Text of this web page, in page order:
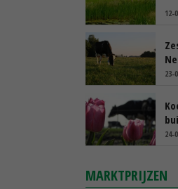
12-
23-
24-
MARKTPRIJZEN